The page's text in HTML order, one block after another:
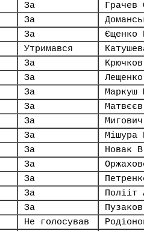
За Грачев
За
За Єщенко
Утримався
За
За
За Маркуш
За
За
За Мішура
За Новак
За
За
За Полііт
За
Не голосував